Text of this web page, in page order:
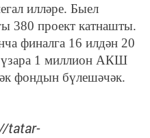
илләре. Быел
380 проект катнашты.
финалга 16 илдән 20
1 миллион АКШ
фондын бүлешәчәк.
tatar-